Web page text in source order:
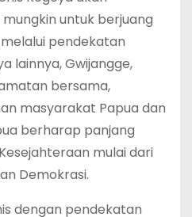
untuk berjuang
pendekatan
lainnya, Gwijangge,
bersama,
masyarakat Papua dan
berharap panjang
mulai dari
Demokrasi.
dengan pendekatan